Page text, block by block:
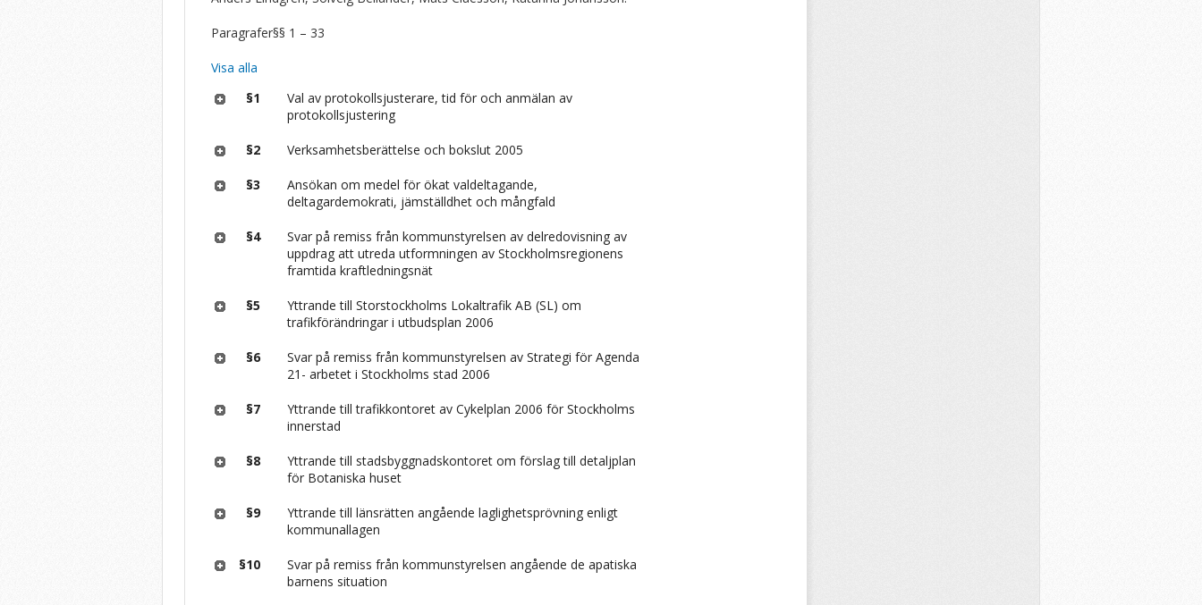
Paragrafer§§ 1 – 33
Visa alla
§1
Val av protokollsjusterare, tid för och anmälan av
protokollsjustering
§2 Verksamhetsberättelse och bokslut 2005
§3
Ansökan om medel för ökat valdeltagande,
deltagardemokrati, jämställdhet och mångfald
§4
Svar på remiss från kommunstyrelsen av delredovisning av
uppdrag att utreda utformningen av Stockholmsregionens
framtida kraftledningsnät
§5
Yttrande till Storstockholms Lokaltrafik AB (SL) om
trafikförändringar i utbudsplan 2006
§6
Svar på remiss från kommunstyrelsen av Strategi för Agenda
21- arbetet i Stockholms stad 2006
§7
Yttrande till trafikkontoret av Cykelplan 2006 för Stockholms
innerstad
§8
Yttrande till stadsbyggnadskontoret om förslag till detaljplan
för Botaniska huset
§9
Yttrande till länsrätten angående laglighetsprövning enligt
kommunallagen
§10
Svar på remiss från kommunstyrelsen angående de apatiska
barnens situation